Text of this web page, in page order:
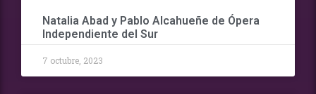
Natalia Abad y Pablo Alcahueñe de Ópera
Independiente del Sur
7 octubre, 2023